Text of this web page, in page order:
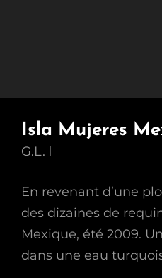
Isla Mujeres
G.L.
En revenant d’une
des dizaines de
Mexique, été 2009.
dans une eau